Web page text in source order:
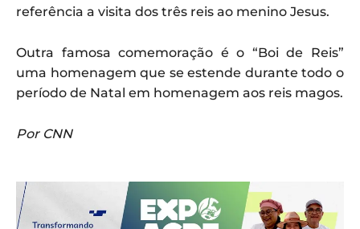
referência a visita dos três reis ao menino Jesus.
Outra famosa comemoração é o “Boi de Reis”
uma homenagem que se estende durante todo o
período de Natal em homenagem aos reis magos.
Por CNN